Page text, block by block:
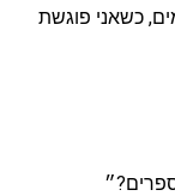
כשאני פוגשת